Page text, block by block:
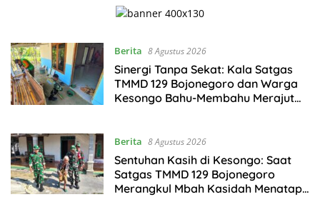
Berita 8 Agustus 2026
Sinergi Tanpa Sekat: Kala Satgas
TMMD 129 Bojonegoro dan Warga
Kesongo Bahu-Membahu Merajut
Berita 8 Agustus 2026
Sentuhan Kasih di Kesongo: Saat
Satgas TMMD 129 Bojonegoro
Merangkul Mbah Kasidah Menatap